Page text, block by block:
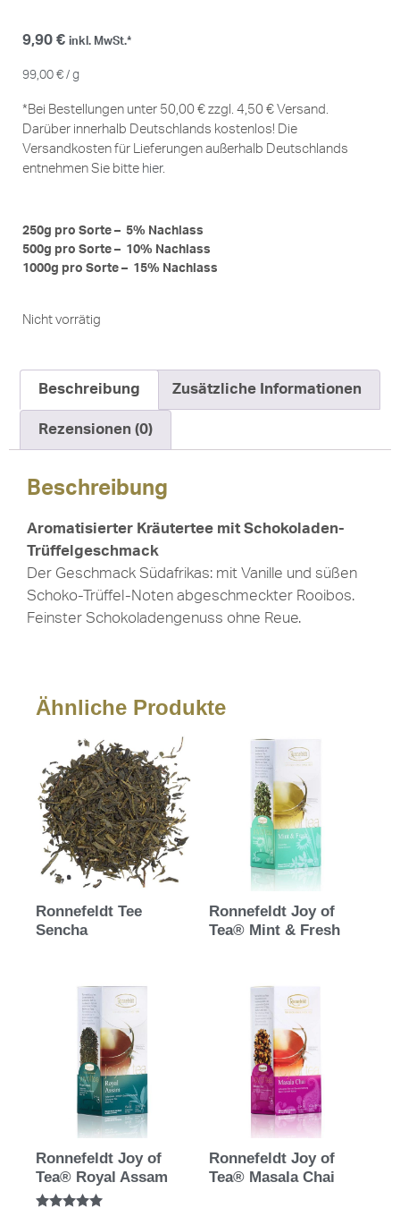
9,90 € inkl. MwSt.*
99,00 € / g
*Bei Bestellungen unter 50,00 € zzgl. 4,50 € Versand.
Darüber innerhalb Deutschlands kostenlos! Die
Versandkosten für Lieferungen außerhalb Deutschlands
entnehmen Sie bitte hier.
250g pro Sorte – 5% Nachlass
500g pro Sorte – 10% Nachlass
1000g pro Sorte – 15% Nachlass
Nicht vorrätig
Beschreibung Zusätzliche Informationen
Rezensionen (0)
Beschreibung
Aromatisierter Kräutertee mit Schokoladen-
Trüffelgeschmack
Der Geschmack Südafrikas: mit Vanille und süßen
Schoko-Trüffel-Noten abgeschmeckter Rooibos.
Feinster Schokoladengenuss ohne Reue.
Ähnliche Produkte
Ronnefeldt Tee
Sencha
Ronnefeldt Joy of
Tea® Mint & Fresh
Ronnefeldt Joy of
Tea® Royal Assam
Ronnefeldt Joy of
Tea® Masala Chai